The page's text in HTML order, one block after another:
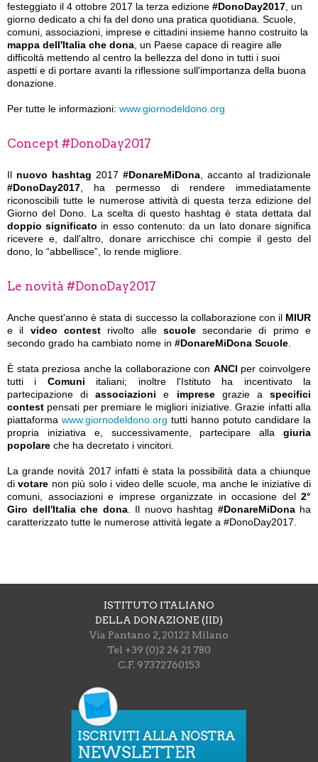
festeggiato il 4 ottobre 2017 la terza edizione #DonoDay2017 , un
giorno dedicato a chi fa del dono una pratica quotidiana. Scuole,
comuni, associazioni, imprese e cittadini insieme hanno costruito la
mappa dell'Italia che dona , un Paese capace di reagire alle
difficoltà mettendo al centro la bellezza del dono in tutti i suoi
aspetti e di portare avanti la riflessione sull'importanza della buona
donazione.
Per tutte le informazioni: www.giornodeldono.org
Concept #DonoDay2017
Il nuovo hashtag 2017 #DonareMiDona , accanto al tradizionale
#DonoDay2017 , ha permesso di rendere immediatamente
riconoscibili tutte le numerose attività di questa terza edizione del
Giorno del Dono. La scelta di questo hashtag è stata dettata dal
doppio significato in esso contenuto: da un lato donare significa
ricevere e, dall'altro, donare arricchisce chi compie il gesto del
dono, lo “abbellisce”, lo rende migliore.
Le novità #DonoDay2017
Anche quest'anno è stata di successo la collaborazione con il MIUR
e il video contestrivolto alle scuolesecondarie di primo e
secondo grado ha cambiato nome in #DonareMiDona Scuole
È stata preziosa anche la collaborazione con ANCI per coinvolgere
tutti i Comuni italiani; inoltre l'Istituto ha incentivato la
partecipazione diassociazioni e impresegrazie aspecifici
contest pensati per premiare le migliori iniziative. Grazie infatti alla
piattaforma www.giornodeldono.org tutti hanno potuto candidare la
propria iniziativa e, successivamente, partecipare alla giuria
popolare che ha decretato i vincitori.
La grande novità 2017 infatti è stata la possibilità data a chiunque
divotare non più solo i video delle scuole, ma anche le iniziative di
comuni, associazioni e imprese organizzate in occasione del 2°
Giro dell'Italia che dona. Il nuovo hashtag #DonareMiDonaha
caratterizzato tutte le numerose attività legate a #DonoDay2017.
ISTITUTO ITALIANO
DELLA DONAZIONE (IID)
Via Pantano 2, 20122 Milano
Tel +39 (0)2 24 21 780
C.F. 97372760153